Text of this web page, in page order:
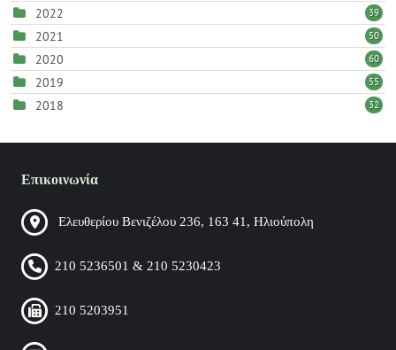
2022 39
2021 50
2020 60
2019 55
2018 32
Επικοινωνία
Ελευθερίου Βενιζέλου 236, 163 41, Ηλιούπολη
210 5236501 & 210 5230423
210 5203951